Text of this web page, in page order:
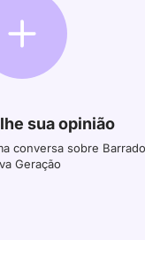
sua opinião
conversa sobre
Geração